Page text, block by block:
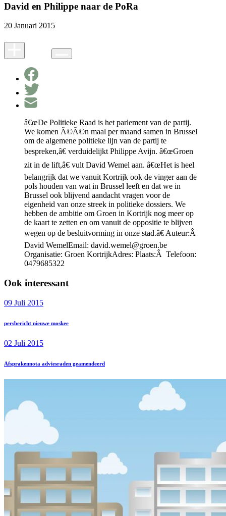
David en Philippe naar de PoRa
20 Januari 2015
â€œDe Politieke Raad is het parlement van de partij.
We komen Ã©Ã©n maal per maand samen in Brussel
om de algemene politieke lijn van de partij te
bespreken,â€ verduidelijkt Philippe Avijn. â€œGroen
zit in de lift,â€ vult David Wemel aan. â€œHet is heel
belangrijk dat we vanuit Kortrijk ook de vinger aan de
pols houden van wat in Brussel leeft en dat we in
Brussel ook blijvend aandacht vragen voor de
eigenheid van onze streek in politieke dossiers. We
hebben de ambitie om Groen in Kortrijk nog meer op
de kaart te zetten en om vanuit de oppositie te blijven
wegen op de besluitvorming in onze stad.â€ Auteur:Â
David WemelEmail: david.wemel@groen.be
Organisatie: Groen KortrijkAdres: Plaats:Â Telefoon:
0479685322
Ook interessant
09 Juli 2015
persbericht nieuwe moskee
02 Juli 2015
Afsprakennota adviesraden geamendeerd